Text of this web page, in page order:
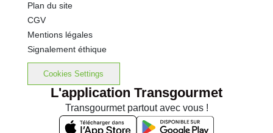
Plan du site
CGV
Mentions légales
Signalement éthique
Cookies Settings
L'application Transgourmet
Transgourmet partout avec vous !